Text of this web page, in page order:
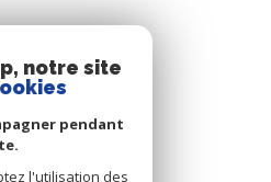
SUIVRE
notre site
pendant
l'utilisation des